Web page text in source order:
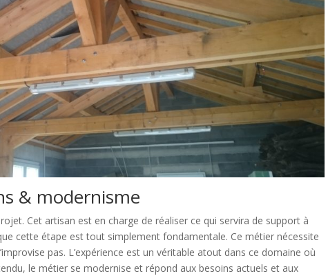
& modernisme
Cet artisan est en charge de réaliser ce qui servira de support à
cette étape est tout simplement fondamentale. Ce métier nécessite
pas. L’expérience est un véritable atout dans ce domaine où
le métier se modernise et répond aux besoins actuels et aux